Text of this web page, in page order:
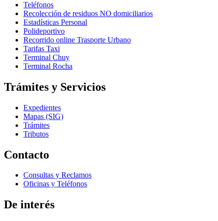
Teléfonos
Recolección de residuos NO domiciliarios
Estadísticas Personal
Polideportivo
Recorrido online Trasporte Urbano
Tarifas Taxi
Terminal Chuy
Terminal Rocha
Trámites y Servicios
Expedientes
Mapas (SIG)
Trámites
Tributos
Contacto
Consultas y Reclamos
Oficinas y Teléfonos
De interés